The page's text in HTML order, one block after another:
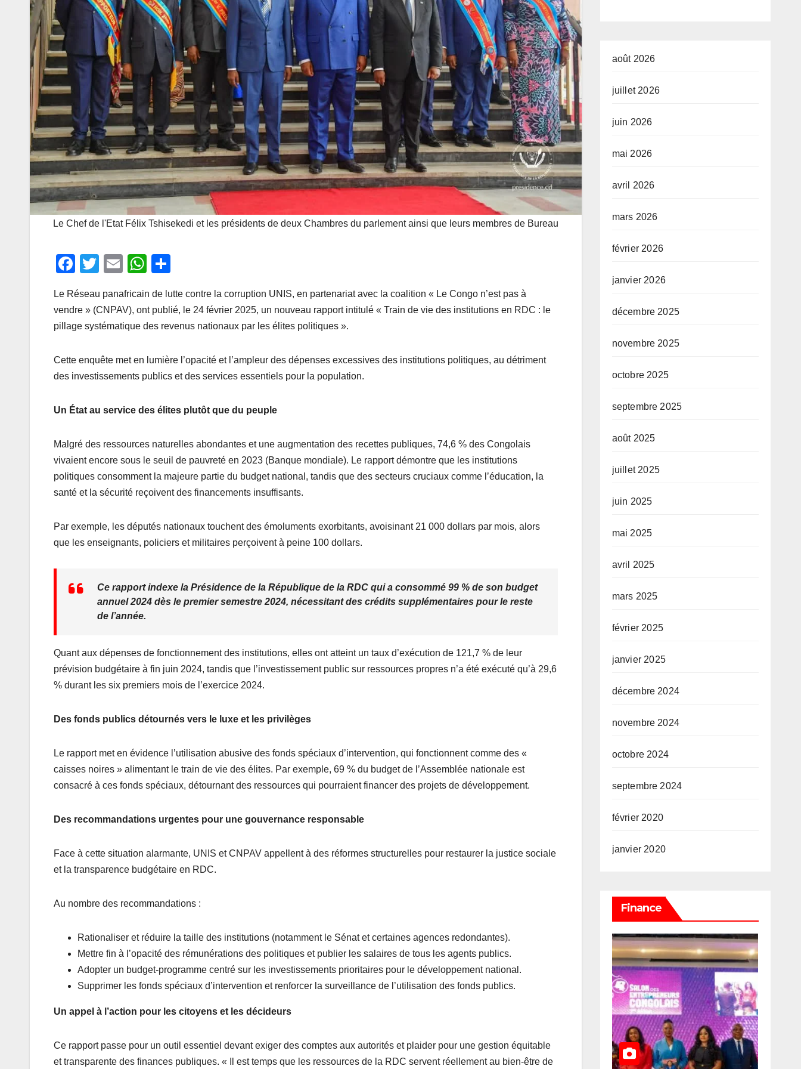
Le Chef de l'Etat Félix Tshisekedi et les présidents de deux Chambres du parlement ainsi que leurs membres de Bureau
F
c
e
o
o
T
tt
er
E
ail
W
at
s
p
p
ta
g
Le Réseau panafricain de lutte contre la corruption UNIS, en partenariat avec la coalition « Le Congo n’est pas à
vendre » (CNPAV), ont publié, le 24 février 2025, un nouveau rapport intitulé « Train de vie des institutions en RDC : le
pillage systématique des revenus nationaux par les élites politiques ».
Cette enquête met en lumière l’opacité et l’ampleur des dépenses excessives des institutions politiques, au détriment
des investissements publics et des services essentiels pour la population.
Un État au service des élites plutôt que du peuple
Malgré des ressources naturelles abondantes et une augmentation des recettes publiques, 74,6 % des Congolais
vivaient encore sous le seuil de pauvreté en 2023 (Banque mondiale). Le rapport démontre que les institutions
politiques consomment la majeure partie du budget national, tandis que des secteurs cruciaux comme l’éducation, la
santé et la sécurité reçoivent des financements insuffisants.
Par exemple, les députés nationaux touchent des émoluments exorbitants, avoisinant 21 000 dollars par mois, alors
que les enseignants, policiers et militaires perçoivent à peine 100 dollars.
Ce rapport indexe la Présidence de la République de la RDC qui a consommé 99 % de son budget
annuel 2024 dès le premier semestre 2024, nécessitant des crédits supplémentaires pour le reste
de l’année.
Quant aux dépenses de fonctionnement des institutions, elles ont atteint un taux d’exécution de 121,7 % de leur
prévision budgétaire à fin juin 2024, tandis que l’investissement public sur ressources propres n’a été exécuté qu’à 29,6
% durant les six premiers mois de l’exercice 2024.
Des fonds publics détournés vers le luxe et les privilèges
Le rapport met en évidence l’utilisation abusive des fonds spéciaux d’intervention, qui fonctionnent comme des «
caisses noires » alimentant le train de vie des élites. Par exemple, 69 % du budget de l’Assemblée nationale est
consacré à ces fonds spéciaux, détournant des ressources qui pourraient financer des projets de développement.
Des recommandations urgentes pour une gouvernance responsable
Face à cette situation alarmante, UNIS et CNPAV appellent à des réformes structurelles pour restaurer la justice sociale
et la transparence budgétaire en RDC.
Au nombre des recommandations :
Rationaliser et réduire la taille des institutions (notamment le Sénat et certaines agences redondantes).
Mettre fin à l’opacité des rémunérations des politiques et publier les salaires de tous les agents publics.
Adopter un budget-programme centré sur les investissements prioritaires pour le développement national.
Supprimer les fonds spéciaux d’intervention et renforcer la surveillance de l’utilisation des fonds publics.
Un appel à l’action pour les citoyens et les décideurs
Ce rapport passe pour un outil essentiel devant exiger des comptes aux autorités et plaider pour une gestion équitable
et transparente des finances publiques. « Il est temps que les ressources de la RDC servent réellement au bien-être de
mobilise les
investisseurs
autour de
l’ambition
d’une RDC,
destination
phare de
l’investisseme
nt en Afrique
africaine–
Nouveau
pour le
développeme
nt de l’Afrique
NEPAD)
août 2026
juillet 2026
juin 2026
mai 2026
avril 2026
mars 2026
février 2026
janvier 2026
décembre 2025
novembre 2025
octobre 2025
septembre 2025
août 2025
juillet 2025
juin 2025
mai 2025
avril 2025
mars 2025
février 2025
janvier 2025
décembre 2024
novembre 2024
octobre 2024
septembre 2024
février 2020
janvier 2020
Finance